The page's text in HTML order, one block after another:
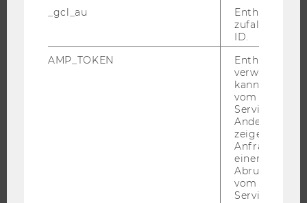
RESEARCH CAREER
_gcl_au
Enthält eine
ID.
AMP_TOKEN
Enthält ein
verwendet
kann, um
vom AMP-
Service
Andere
zeigen Opt-
Anfrage im
einen Fehler
Abrufen
vom AMP
Service an.